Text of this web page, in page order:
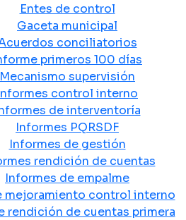
Entes de control
Gaceta municipal
conciliatorios
primeros 100 días
Mecanismo supervisión
control interno
de interventoría
Informes PQRSDF
Informes de gestión
rendición de cuentas
Informes de empalme
mejoramiento control interno
rendición de cuentas primera